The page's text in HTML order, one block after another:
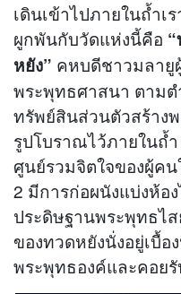
เดินเข้าไปภายในถ้ำ
ผูกพันกับวัดแห่งนี้คือ
หยัง” คหบดีชาวมลายู
พระพุทธศาสนา ตาม
ทรัพย์สินส่วนตัวสร้าง
รูปโบราณไว้ภายในถ้
ศูนย์รวมจิตใจของผู้ค
2 มีการก่อผนังแบ่งห้อ
ประดิษฐานพระพุทธไ
ของทวดหยังนั่งอยู่เบื้อ
พระพุทธองค์และคอย